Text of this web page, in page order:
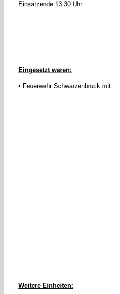
Einsatzende 13.30 Uhr
Eingesetzt waren:
• Feuerwehr Schwarzenbruck mit
Weitere Einheiten: